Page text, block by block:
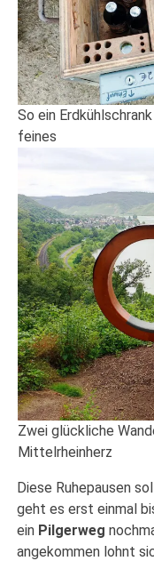
So ein
feines
Zwei glückliche
Mittelrheinherz
Diese Ruhepausen
geht es erst einmal
ein Pilgerweg
angekommen lohnt